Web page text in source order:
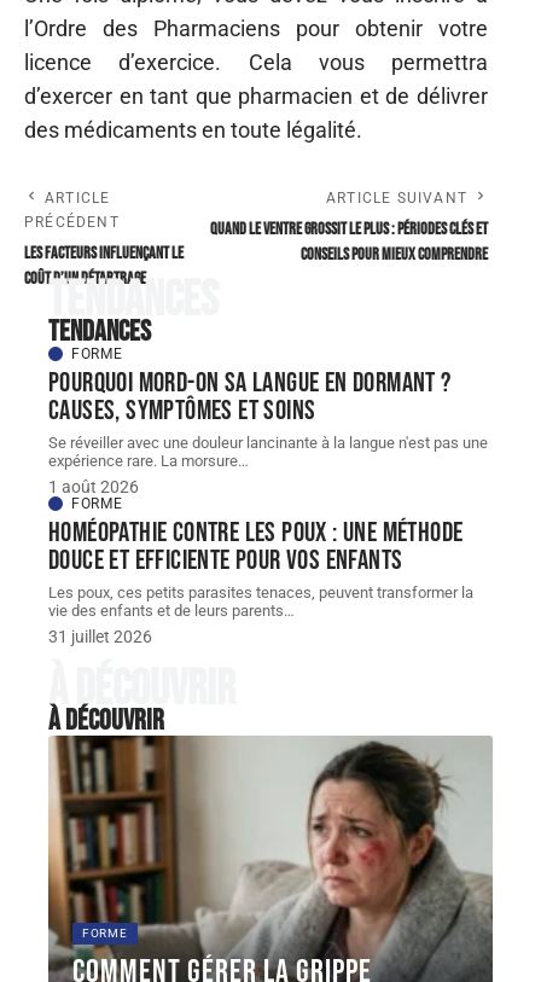
l’Ordre des Pharmaciens pour obtenir votre
licence d’exercice. Cela vous permettra
d’exercer en tant que pharmacien et de délivrer
des médicaments en toute légalité.
ARTICLE
PRÉCÉDENT
Les facteurs influençant le
coût d’un détartrage
ARTICLE SUIVANT
Quand le ventre grossit le plus : périodes clés et
conseils pour mieux comprendre
Tendances
Tendances
FORME
Pourquoi mord-on sa langue en dormant ?
Causes, symptômes et soins
Se réveiller avec une douleur lancinante à la langue n'est pas une
expérience rare. La morsure…
1 août 2026
FORME
Homéopathie contre les poux : une méthode
douce et efficiente pour vos enfants
Les poux, ces petits parasites tenaces, peuvent transformer la
vie des enfants et de leurs parents…
31 juillet 2026
À découvrir
À découvrir
FORME
Comment gérer la grippe